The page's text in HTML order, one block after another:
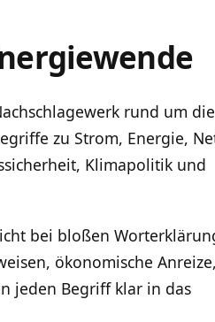
rund um die
zu Strom, Energie,
Klimapolitik und
bei bloßen
ökonomische Anreize,
jeden Begriff klar in das